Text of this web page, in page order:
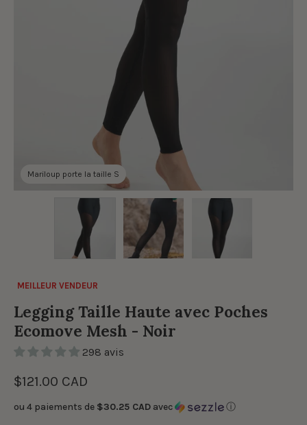
Mariloup porte la taille S
MEILLEUR VENDEUR
Legging Taille Haute avec Poches
Ecomove Mesh - Noir
298 avis
$121.00 CAD
ou 4 paiements de $30.25 CAD avec ⓘ